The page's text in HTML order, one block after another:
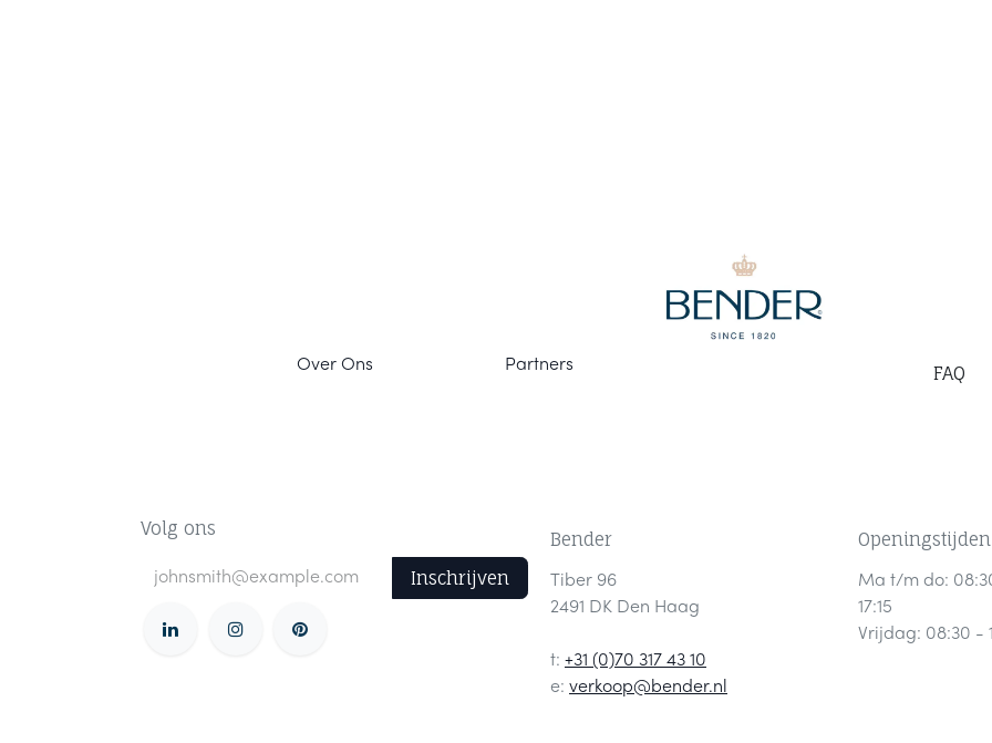
Volg ons
Inschrijven
Bender
Tiber 96
2491 DK Den Haag
t: +31 (0)70 317 43 10
e: verkoop@bender.nl
Openingstijden
Ma t/m do:
17:15
Vrijdag: 08:30 -
Partners
Over Ons FAQ